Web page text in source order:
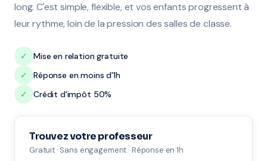
long. C'est simple, flexible, et vos enfants progressent à
leur rythme, loin de la pression des salles de classe.
✓
Mise en relation gratuite
✓
Réponse en moins d'1h
✓
Crédit d'impôt 50%
Trouvez votre professeur
Gratuit · Sans engagement · Réponse en 1h